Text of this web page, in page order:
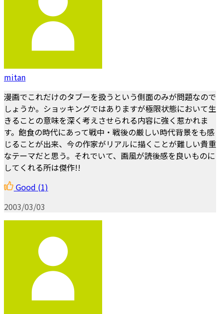
mitan
漫画でこれだけのタブーを扱うという側面のみが問題なので
しょうか。ショッキングではありますが極限状態において生
きることの意味を深く考えさせられる内容に強く惹かれま
す。飽食の時代にあって戦中・戦後の厳しい時代背景をも感
じることが出来、今の作家がリアルに描くことが難しい貴重
なテーマだと思う。それでいて、画風が読後感を良いものに
してくれる所は傑作!!
Good (1)
2003/03/03